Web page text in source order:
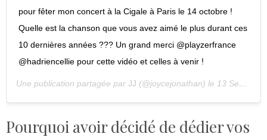
pour fêter mon concert à la Cigale à Paris le 14 octobre !
Quelle est la chanson que vous avez aimé le plus durant ces
10 dernières années ??? Un grand merci @playzerfrance
@hadriencellie pour cette vidéo et celles à venir !
Une publication partagée par JJ (@joycejonathan) le 13 Sept. 2019 à 6 :15 PDT
Pourquoi avoir décidé de dédier vos